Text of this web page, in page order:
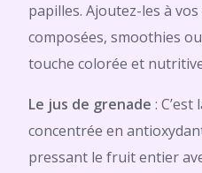
papilles. Ajoutez-les à
composées, smoothies
touche colorée et
Le jus de grenade :
concentrée en
pressant le fruit entier